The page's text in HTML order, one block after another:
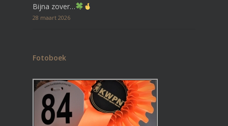
Bijna zover…
28 maart 2026
Fotoboek